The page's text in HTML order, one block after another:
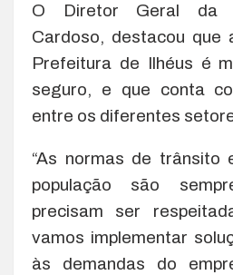
O Diretor Geral da
Cardoso, destacou que
Prefeitura de Ilhéus é
seguro, e que conta
entre os diferentes
“As normas de trânsito
população são
precisam ser
vamos implementar
às demandas do